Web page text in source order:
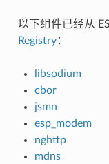
以下组件已经从
Registry：
libsodium
cbor
jsmn
esp_modem
nghttp
mdns